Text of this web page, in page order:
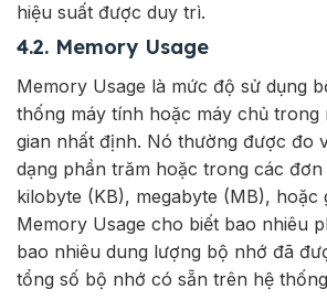
hiệu suất được duy trì.
4.2. Memory Usage
Memory Usage là mức độ sử dụng
thống máy tính hoặc máy chủ trong
gian nhất định. Nó thường được đo
dạng phần trăm hoặc trong các
kilobyte (KB), megabyte (MB), hoặc
Memory Usage cho biết bao nhiêu
bao nhiêu dung lượng bộ nhớ đã
tổng số bộ nhớ có sẵn trên hệ